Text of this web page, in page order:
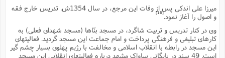
میرزا على اندکى پس از وفات این مرجع، در سال 1354ش. تدریس خارج فقه
و اصول را آغاز نمود.[16]
وى در کنار تدریس و تربیت شاگرد، در مسجد بنّاها (مسجد شهداى فعلى) به
کارهاى تبلیغى و فرهنگى پرداخت و امام جماعت این مسجد گردید. فعالیتهاى
این مسجد در رابطه با انقلاب اسلامى و مخالفت با رژیم پهلوى بسیار چشم گیر
است. 49 سند در بایگانى ساواک مشهد درباره فعالیتهاى انقلابى این مسجد